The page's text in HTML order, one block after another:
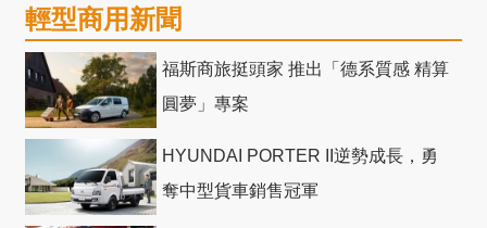
輕型商用新聞
福斯商旅挺頭家 推出「德系質感 精算
圓夢」專案
HYUNDAI PORTER II逆勢成長，勇
奪中型貨車銷售冠軍